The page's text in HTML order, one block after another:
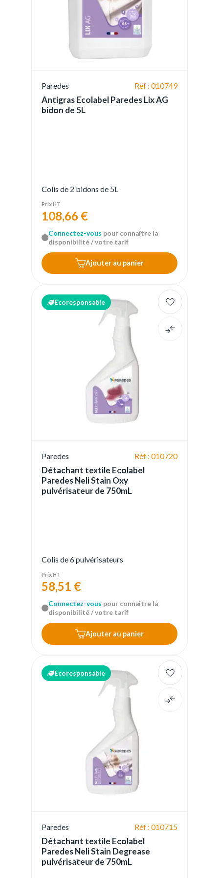
Paredes Réf : 010749
Antigras Ecolabel Paredes Lix AG
bidon de 5L
Colis de 2 bidons de 5L
Prix HT
108,66 €
Connectez-vous pour connaître la
disponibilité / votre tarif
Ajouter au panier
Écoresponsable
Paredes Réf : 010720
Détachant textile Ecolabel
Paredes Neli Stain Oxy
pulvérisateur de 750mL
Colis de 6 pulvérisateurs
Prix HT
58,51 €
Connectez-vous pour connaître la
disponibilité / votre tarif
Ajouter au panier
Écoresponsable
Paredes Réf : 010715
Détachant textile Ecolabel
Paredes Neli Stain Degrease
pulvérisateur de 750mL